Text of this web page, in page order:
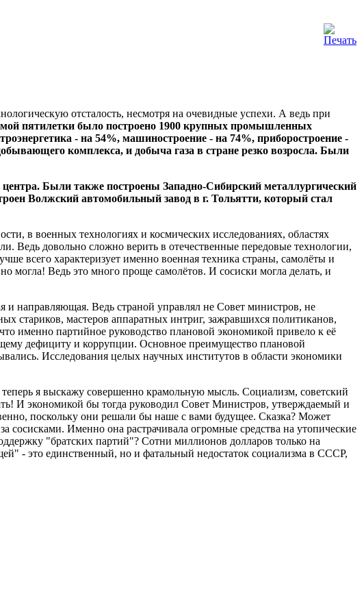
отсталость, несмотря на очевидные успехи. А ведь при
пятилетки было построено 1900 крупных промышленных
- на 54%, машиностроение - на 74%, приборостроение -
комплекса, и добыча газа в стране резко возросла. Были
Были также построены Западно-Сибирский металлургический
Волжский автомобильный завод в г. Тольятти, который стал
в военных технологиях и космических исследованиях, областях
Ведь довольно сложно верить в отечественные передовые технологии,
всего характеризует именно военная техника страны, самолёты и
могла! Ведь это много проще самолётов. И сосиски могла делать, и
и направляющая. Ведь страной управлял не Совет министров, не
стариков, мастеров аппаратных интриг, зажравшихся политиканов,
именно партийное руководство плановой экономикой привело к её
дефициту и коррупции. Основное преимущество плановой
Исследования целых научных институтов в области экономики
я выскажу совершенно крамольную мысль. Социализм, советский
И экономикой бы тогда руководил Совет Министров, утверждаемый и
поскольку они решали бы наше с вами будущее. Сказка? Может
Именно она растрачивала огромные средства на утопические
"братских партий"? Сотни миллионов долларов только на
- это единственный, но и фатальный недостаток социализма в СССР,